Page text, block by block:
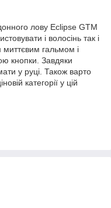
лову Eclipse GTM
і волосінь так і
гальмом і
кнопки. Завдяки
у руці. Також варто
категорії у цій